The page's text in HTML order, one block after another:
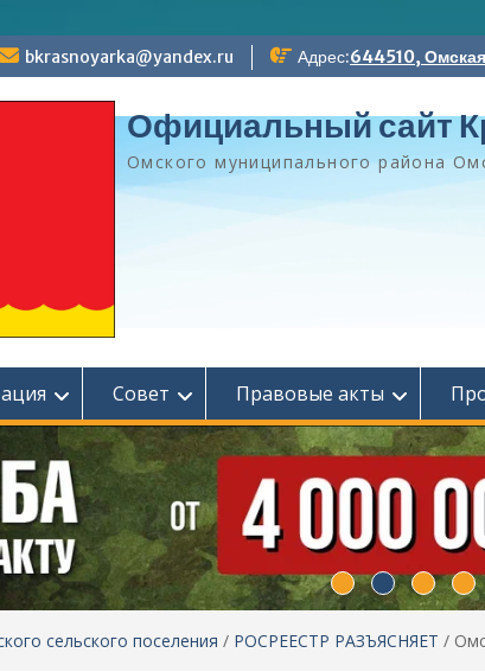
bkrasnoyarka@yandex.ru Адрес:644510,
Официальный сайт
Омского муниципального района
Совет Правовые акты
сельского поселения / РОСРЕЕСТР РАЗЪЯСНЯЕТ /